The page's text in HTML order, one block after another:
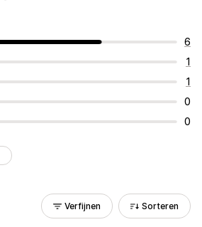
6
1
1
0
0
Verfijnen Sorteren